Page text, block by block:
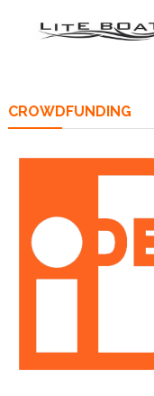
CROWDFUNDING